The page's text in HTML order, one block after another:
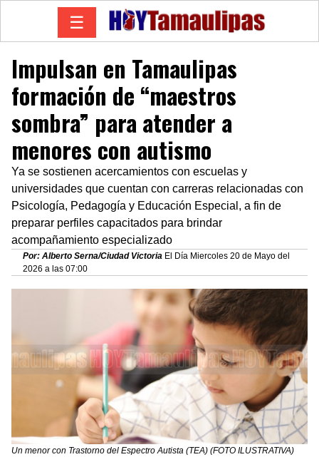
☰
Impulsan en Tamaulipas
formación de “maestros
sombra” para atender a
menores con autismo
Ya se sostienen acercamientos con escuelas y
universidades que cuentan con carreras relacionadas con
Psicología, Pedagogía y Educación Especial, a fin de
preparar perfiles capacitados para brindar
acompañamiento especializado
Por: Alberto Serna/Ciudad Victoria El Día Miercoles 20 de Mayo del
2026 a las 07:00
Un menor con Trastorno del Espectro Autista (TEA) (FOTO ILUSTRATIVA)